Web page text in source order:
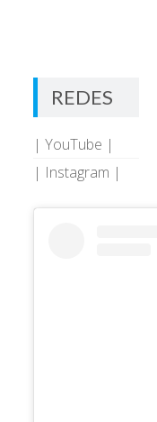
REDES
| YouTube |
| Instagram |